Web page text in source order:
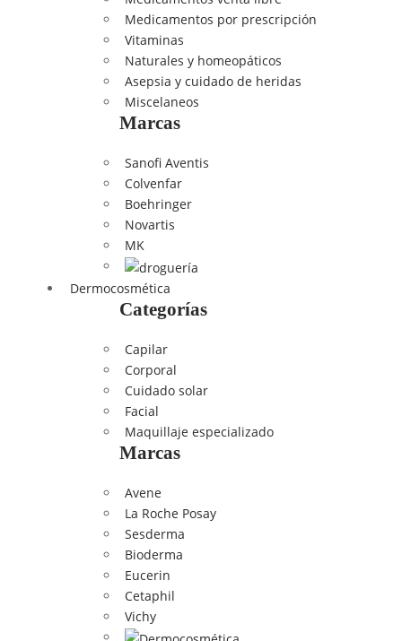
Medicamentos por prescripción
Vitaminas
Naturales y homeopáticos
Asepsia y cuidado de heridas
Miscelaneos
Marcas
Sanofi Aventis
Colvenfar
Boehringer
Novartis
MK
Dermocosmética
Categorías
Capilar
Corporal
Cuidado solar
Facial
Maquillaje especializado
Marcas
Avene
La Roche Posay
Sesderma
Bioderma
Eucerin
Cetaphil
Vichy